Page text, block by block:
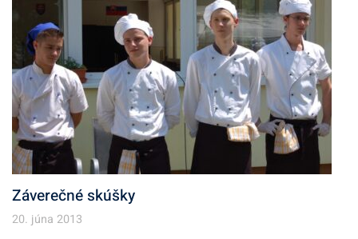
Záverečné skúšky
20. júna 2013